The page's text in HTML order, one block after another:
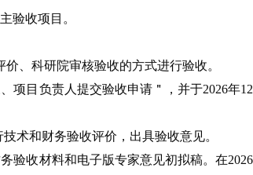
验收项目。
、科研院审核验收的方式进行验收。
项目负责人提交验收申请＂，并于2026年12
术和财务验收评价，出具验收意见。
验收材料和电子版专家意见初拟稿。在2026